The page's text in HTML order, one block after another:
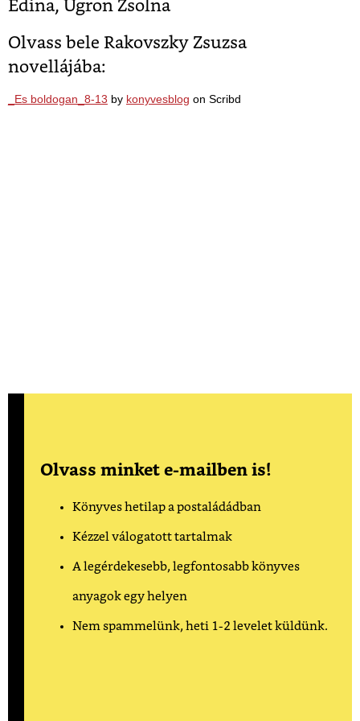
Edina, Ugron Zsolna
Olvass bele Rakovszky Zsuzsa
novellájába:
_Es boldogan_8-13 by konyvesblog on Scribd
Olvass minket e-mailben is!
Könyves hetilap a postaládádban
Kézzel válogatott tartalmak
A legérdekesebb, legfontosabb könyves
anyagok egy helyen
Nem spammelünk, heti 1-2 levelet küldünk.